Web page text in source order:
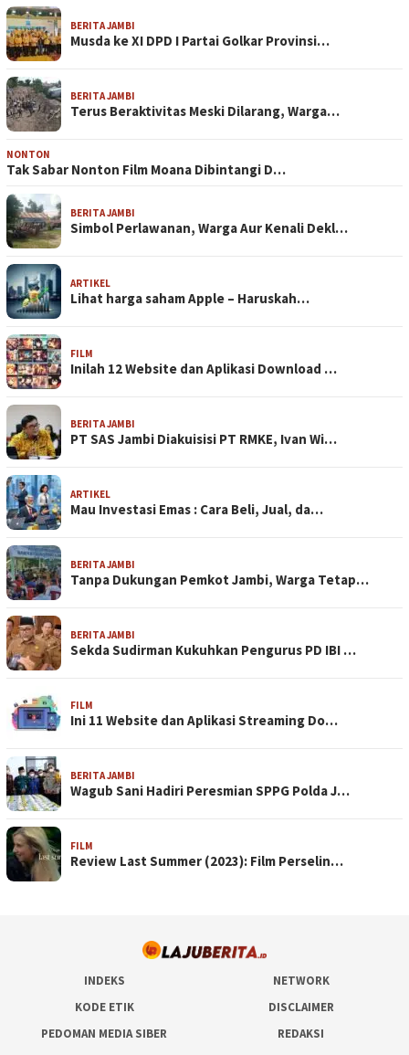
BERITA JAMBI
Musda ke XI DPD I Partai Golkar Provinsi…
BERITA JAMBI
Terus Beraktivitas Meski Dilarang, Warga…
NONTON
Tak Sabar Nonton Film Moana Dibintangi D…
BERITA JAMBI
Simbol Perlawanan, Warga Aur Kenali Dekl…
ARTIKEL
Lihat harga saham Apple – Haruskah…
FILM
Inilah 12 Website dan Aplikasi Download …
BERITA JAMBI
PT SAS Jambi Diakuisisi PT RMKE, Ivan Wi…
ARTIKEL
Mau Investasi Emas : Cara Beli, Jual, da…
BERITA JAMBI
Tanpa Dukungan Pemkot Jambi, Warga Tetap…
BERITA JAMBI
Sekda Sudirman Kukuhkan Pengurus PD IBI …
FILM
Ini 11 Website dan Aplikasi Streaming Do…
BERITA JAMBI
Wagub Sani Hadiri Peresmian SPPG Polda J…
FILM
Review Last Summer (2023): Film Perselin…
INDEKS
NETWORK
KODE ETIK
DISCLAIMER
PEDOMAN MEDIA SIBER
REDAKSI